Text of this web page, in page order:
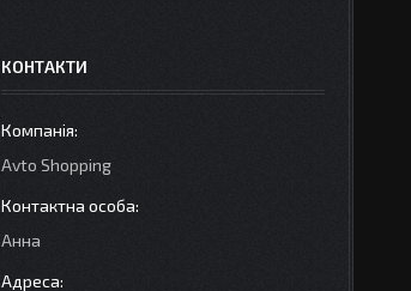
КОНТАКТИ
Avto Shopping
Анна